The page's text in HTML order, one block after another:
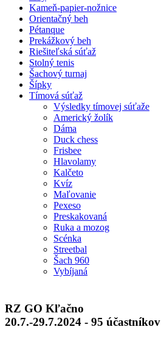
Kameň-papier-nožnice
Orientačný beh
Pétanque
Prekážkový beh
Riešiteľská súťaž
Stolný tenis
Šachový turnaj
Šípky
Tímová súťaž
Výsledky tímovej súťaže
Americký žolík
Dáma
Duck chess
Frisbee
Hlavolamy
Kalčeto
Kvíz
Maľovanie
Pexeso
Preskakovaná
Ruka a mozog
Scénka
Streetbal
Šach 960
Vybíjaná
RZ GO Kľačno
20.7.-29.7.2024 - 95 účastníkov